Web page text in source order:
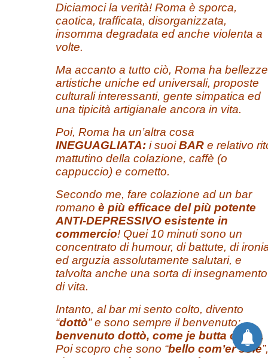
Diciamoci la verità! Roma è sporca,
caotica, trafficata, disorganizzata,
insomma degradata ed anche violenta a
volte.
Ma accanto a tutto ciò, Roma ha bellezze
artistiche uniche ed universali, proposte
culturali interessanti, gente simpatica ed
una tipicità artigianale ancora in vita.
Poi, Roma ha un’altra cosa
INEGUAGLIATA: i suoiBAR e relativo
mattutino della colazione, caffè (o
cappuccio) e cornetto.
Secondo me, fare colazione ad un bar
romano è più efficace del più potente
ANTI-DEPRESSIVO esistente in
commercio! Quei 10 minuti sono un
concentrato di humour, di battute, di
ed arguzia assolutamente salutari, e
talvolta anche una sorta di insegnamento
di vita.
Intanto, al bar mi sento colto, divento
“dottò” e sono sempre il benvenuto:
benvenuto dottò, come je butta oggi
?.
Poi scopro che sono “bello com’er sole”,